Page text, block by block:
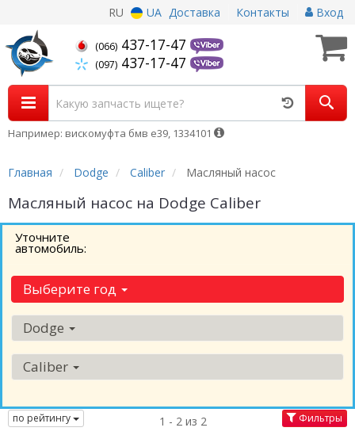
RU UA Доставка Контакты Вход
(066) 437-17-47
(097) 437-17-47
Например: вискомуфта бмв е39, 1334101
Главная Dodge Caliber Масляный насос
Масляный насос на Dodge Caliber
Уточните
автомобиль:
Выберите год
Dodge
Caliber
по рейтингу 1 - 2 из 2 Фильтры